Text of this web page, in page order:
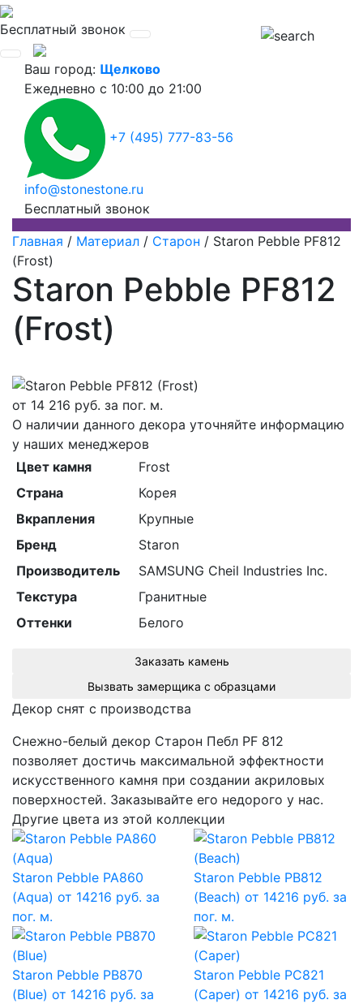
Бесплатный звонок
Ваш город: Щелково
Ежедневно с 10:00 до 21:00
+7 (495) 777-83-56
info@stonestone.ru
Бесплатный звонок
Главная / Материал / Старон / Staron Pebble PF812
(Frost)
Staron Pebble PF812
(Frost)
от 14 216 руб. за пог. м.
О наличии данного декора уточняйте информацию
у наших менеджеров
Цвет камня
Frost
Страна
Корея
Вкрапления
Крупные
Бренд
Staron
Производитель
SAMSUNG Cheil Industries Inc.
Текстура
Гранитные
Оттенки
Белого
Заказать камень
Вызвать замерщика с образцами
Декор снят с производства
Снежно-белый декор Cтарон Пебл PF 812
позволяет достичь максимальной эффектности
искусственного камня при создании акриловых
поверхностей. Заказывайте его недорого у нас.
Другие цвета из этой коллекции
Staron Pebble PA860
(Aqua) от 14216 руб. за
пог. м.
Staron Pebble PB812
(Beach) от 14216 руб. за
пог. м.
Staron Pebble PB870
(Blue) от 14216 руб. за
Staron Pebble PC821
(Caper) от 14216 руб. за